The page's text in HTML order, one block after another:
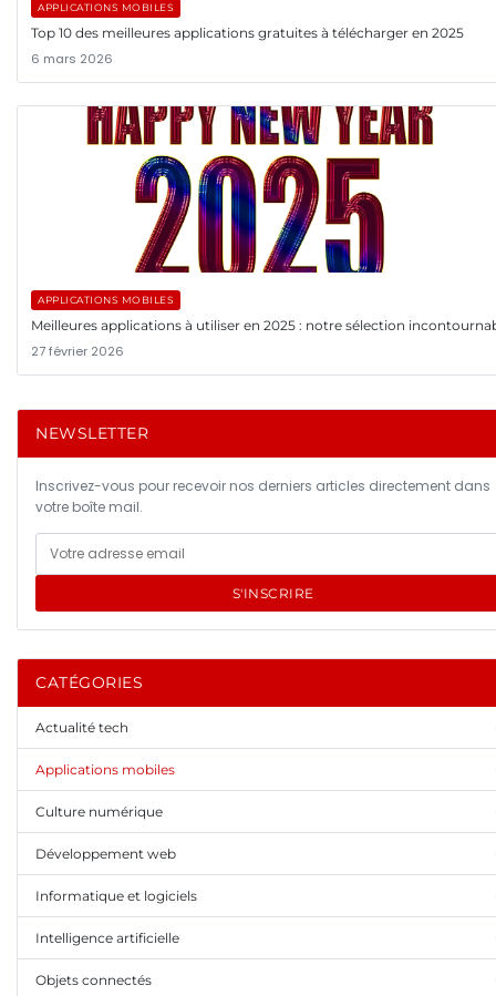
APPLICATIONS MOBILES
Top 10 des meilleures applications gratuites à télécharger en 2025
6 mars 2026
APPLICATIONS MOBILES
Meilleures applications à utiliser en 2025 : notre sélection
27 février 2026
NEWSLETTER
Inscrivez-vous pour recevoir nos derniers articles directement dans
votre boîte mail.
S'INSCRIRE
CATÉGORIES
Actualité tech
Applications mobiles
Culture numérique
Développement web
Informatique et logiciels
Intelligence artificielle
Objets connectés